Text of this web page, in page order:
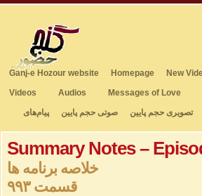
Ganj-e Hozour website Homepage New
Videos
Audios Messages of Love
تصویری حجم پایین صوتی حجم پایین
پیام‌های
Summary Notes –
خلاصه برنامه ها
قسمت ۹۹۳